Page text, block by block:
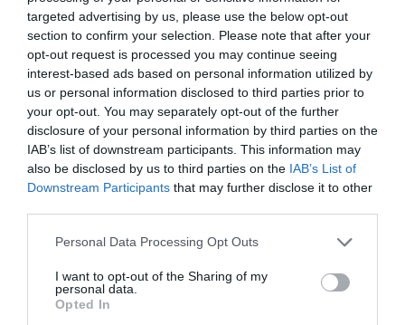
targeted advertising by us, please use the below opt-out
section to confirm your selection. Please note that after your
opt-out request is processed you may continue seeing
interest-based ads based on personal information utilized by
us or personal information disclosed to third parties prior to
your opt-out. You may separately opt-out of the further
disclosure of your personal information by third parties on the
IAB’s list of downstream participants. This information may
also be disclosed by us to third parties on the IAB’s List of
Downstream Participants that may further disclose it to other
Personal Data Processing Opt Outs
I want to opt-out of the Sharing of my
personal data.
Opted In
Αρίωνας Γυφτάκης γεννήθηκε στην Καλαμάτα το
1995. Ξεκινάει μαθήματα βιολιού στο Δ.Ω.Καλαμάτας
και συνεχίζει με μαθήματα ηλεκτρικού μπάσου με τον
Νίκο Τσότρα και τον Χάρη Χαραλάμπους. Το
ενδιαφέρον του για την μουσική Jazz τον οδηγεί στο
κοντραμπάσο και από το 2009 ξεκινάει να μαθητεύει
δίπλα στον Σύλβιο Σύρρο jazz αυτοσχεδιασμό,
αρμονία της Jazz και ατελιέ. Από το 2011 μαθητεύει